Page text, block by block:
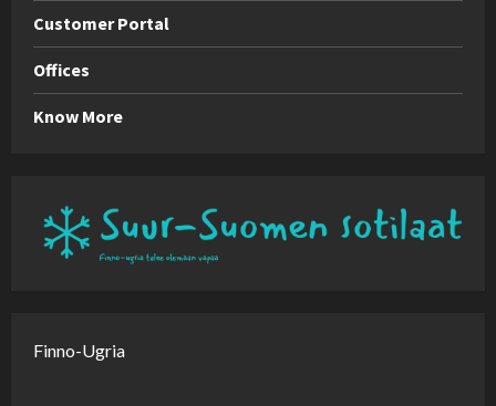
Customer Portal
Offices
Know More
Finno-Ugria